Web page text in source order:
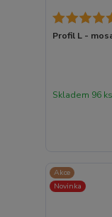
Profil L -
Skladem 96 ks
Akce
Novinka